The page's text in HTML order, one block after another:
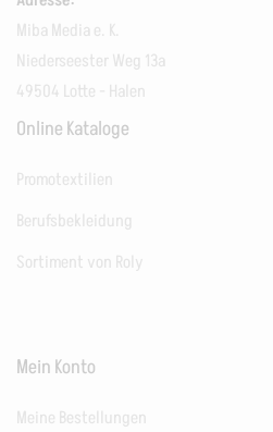
Miba Media e. K.
Niederseester Weg 13a
49504 Lotte - Halen
Online Kataloge
Promotextilien
Berufsbekleidung
Sortiment von Roly
Mein Konto
Meine Bestellungen